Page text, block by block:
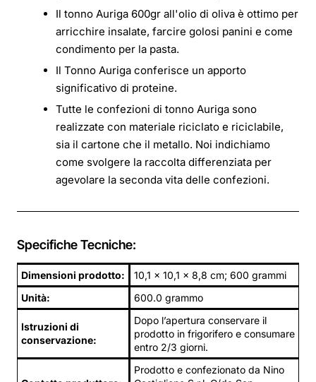
Il tonno Auriga 600gr all'olio di oliva è ottimo per
arricchire insalate, farcire golosi panini e come
condimento per la pasta.
Il Tonno Auriga conferisce un apporto
significativo di proteine.
Tutte le confezioni di tonno Auriga sono
realizzate con materiale riciclato e riciclabile,
sia il cartone che il metallo. Noi indichiamo
come svolgere la raccolta differenziata per
agevolare la seconda vita delle confezioni.
Specifiche Tecniche:
Dimensioni prodotto:
10,1 x 10,1 x 8,8 cm; 600 grammi
Unità:
600.0 grammo
Istruzioni di
conservazione:
Dopo l’apertura conservare il
prodotto in frigorifero e consumare
entro 2/3 giorni.
Prodotto e confezionato da Nino